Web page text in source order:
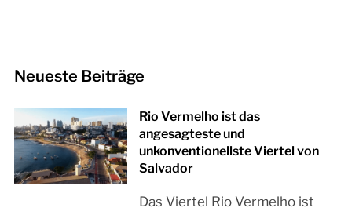
Neueste Beiträge
Rio Vermelho ist das
angesagteste und
unkonventionellste Viertel von
Salvador
Das Viertel Rio Vermelho ist